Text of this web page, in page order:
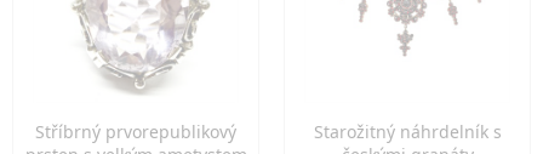
Stříbrný prvorepublikový
Starožitný náhrdelník s